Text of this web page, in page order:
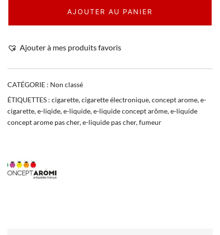
AJOUTER AU PANIER
Ajouter à mes produits favoris
CATÉGORIE : Non classé
ÉTIQUETTES : cigarette,cigarette électronique,concept arome,e-
cigarette,e-liqide,e-liquide,e-liquide concept arôme,e-liquide
concept arome pas cher,e-liquide pas cher,fumeur